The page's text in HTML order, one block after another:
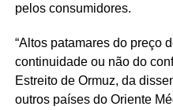
pelos consumidores.
“Altos patamares do preço
continuidade ou não do
Estreito de Ormuz, da
outros países do Oriente